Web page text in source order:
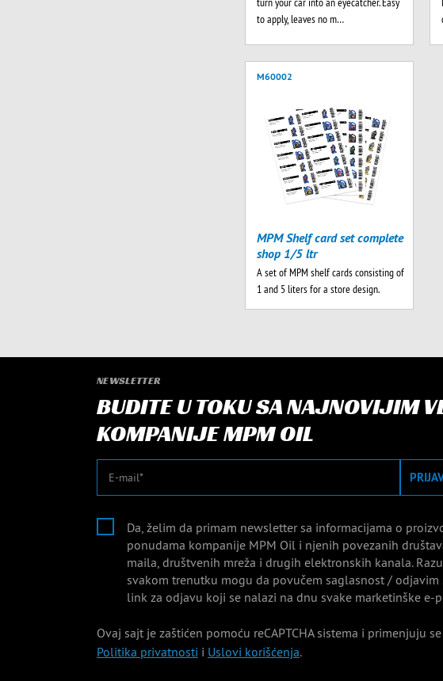
to apply, leaves no m…
M60002
MPM Shelf card set complete
shop 1/5 ltr
A set of MPM shelf cards consisting of
1 and 5 liters for a store design.
NEWSLETTER
BUDITE U TOKU SA NAJNOVIJIM
KOMPANIJE MPM OIL
E-mail
Da, želim da primam newsletter sa informacijama o
ponudama kompanije MPM Oil i njenih povezanih
maila, društvenih mreža i drugih elektronskih kanala.
svakom trenutku mogu da povučem saglasnost / odjavim
link za odjavu koji se nalazi na dnu svake marketinške e-
Ovaj sajt je zaštićen pomoću reCAPTCHA sistema i primenjuju
Politika privatnosti i Uslovi korišćenja.